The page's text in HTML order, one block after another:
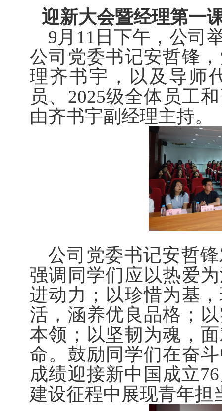
迎新大会暨经理第一
9月11日下午，公司
公司党委书记安哲锋
理齐书宇，以及导师
员、2025级全体员工
由齐书宇副经理主持。
公司党委书记安哲
强调同学们应以热爱
进动力；以珍惜为基
活，涵养优良品格；
本领；以坚韧为魂，
命。鼓励同学们在奋
成绩迎接新中国成立
建设征程中展现青年担